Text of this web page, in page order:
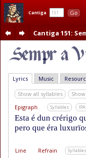
Cantiga Go
Cantiga 151:
Lyrics Music
Show all syllables
Epigraph
Syllables IPA
Esta é dun crérigo
pero que éra
Line Refrain Syllables